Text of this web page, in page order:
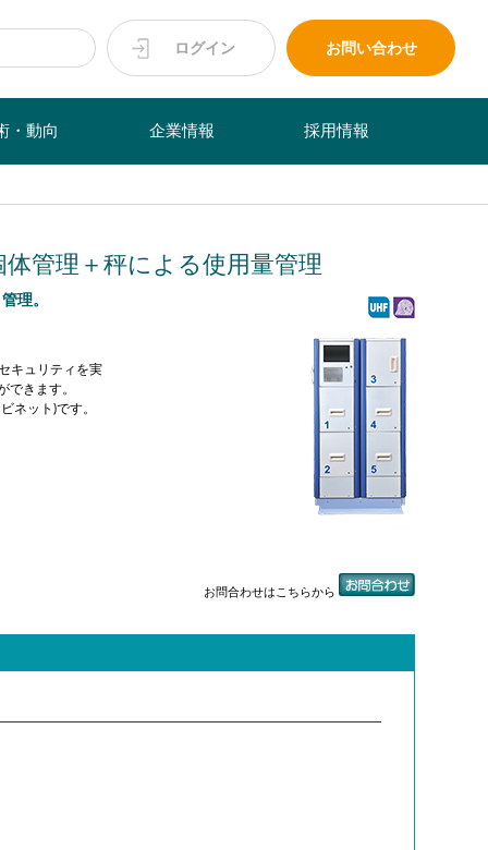
ログイン お問い合わせ
・動向 企業情報 採用情報
管理＋秤による使用量管理
理。
キュリティを実
できます。
ネット)です。
お問合わせはこちらから